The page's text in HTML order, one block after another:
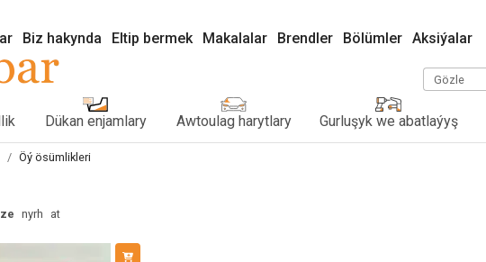
Biz hakynda Eltip bermek Makalalar Brendler Bölümler Aksiýalar
Gözle
Dükan enjamlary Awtoulag harytlary Gurluşyk we abatlaýyş
Öý ösümlikleri
nyrh at